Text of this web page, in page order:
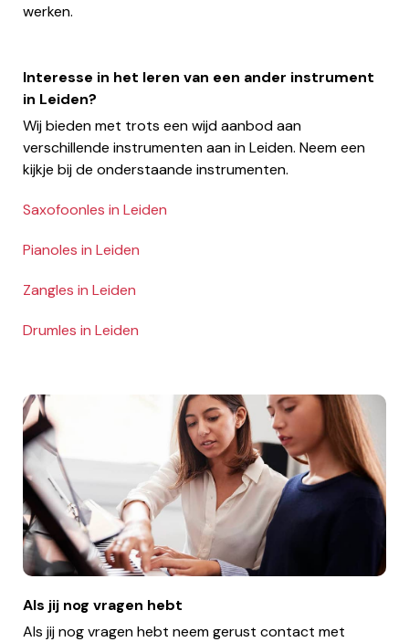
werken.
Interesse in het leren van een ander instrument
in Leiden?
Wij bieden met trots een wijd aanbod aan
verschillende instrumenten aan in Leiden. Neem een
kijkje bij de onderstaande instrumenten.
Saxofoonles in Leiden
Pianoles in Leiden
Zangles in Leiden
Drumles in Leiden
Als jij nog vragen hebt
Als jij nog vragen hebt neem gerust contact met